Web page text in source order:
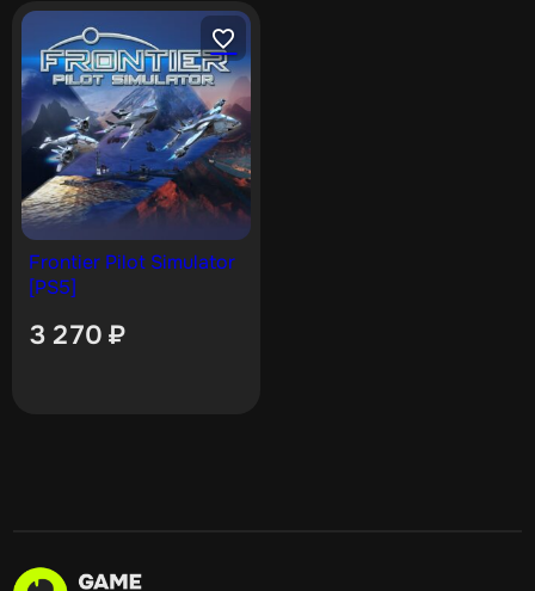
Frontier Pilot Simulator
[PS5]
3 270 ₽